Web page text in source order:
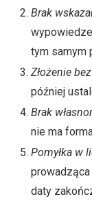
Brak
tym samym
Złożenie
później
Brak
nie ma
Pomyłka w
daty